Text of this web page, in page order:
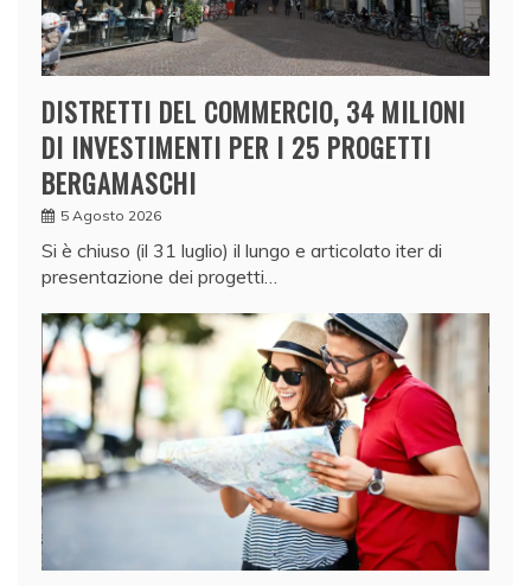
DISTRETTI DEL COMMERCIO, 34 MILIONI
DI INVESTIMENTI PER I 25 PROGETTI
BERGAMASCHI
5 Agosto 2026
Si è chiuso (il 31 luglio) il lungo e articolato iter di
presentazione dei progetti…